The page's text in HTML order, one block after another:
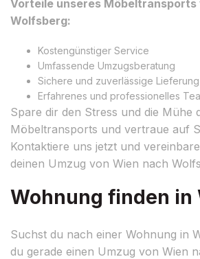
Vorteile unseres Möbeltransports
Wolfsberg:
Kostengünstiger Service
Umfassende Umzugsberatung
Sichere und zuverlässige Lieferung
Erfahrenes und professionelles
Spare dir den Stress und die Mühe
Möbeltransports und vertraue auf
Kontaktiere uns jetzt und
deinen Umzug von Wien nach
Wohnung finden in
Suchst du nach einer Wohnung in
du gerade einen Umzug von Wien